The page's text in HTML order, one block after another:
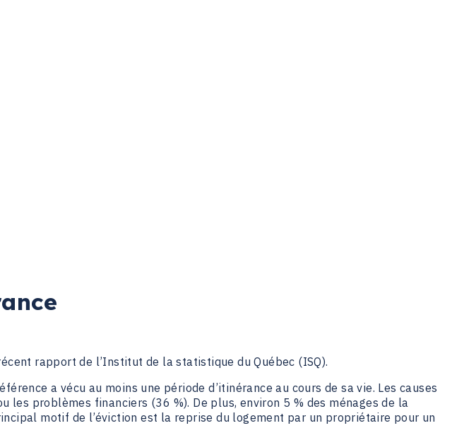
rapport de l’Institut de la statistique du Québec (ISQ).
a vécu au moins une période d’itinérance au cours de sa vie. Les causes
problèmes financiers (36 %). De plus, environ 5 % des ménages de la
motif de l’éviction est la reprise du logement par un propriétaire pour un